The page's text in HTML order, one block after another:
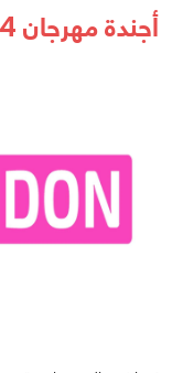
أجندة مهرجان ESI London 2024